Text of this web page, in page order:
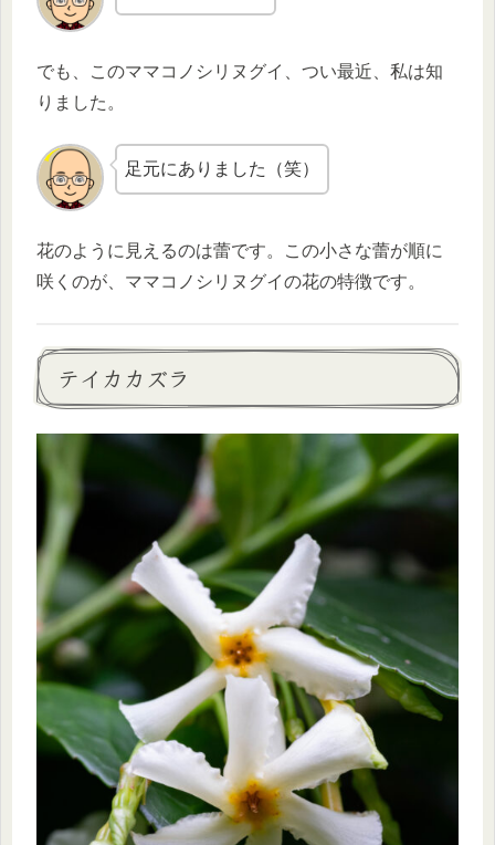
でも、このママコノシリヌグイ、つい最近、私は知
りました。
足元にありました（笑）
花のように見えるのは蕾です。この小さな蕾が順に
咲くのが、ママコノシリヌグイの花の特徴です。
テイカカズラ